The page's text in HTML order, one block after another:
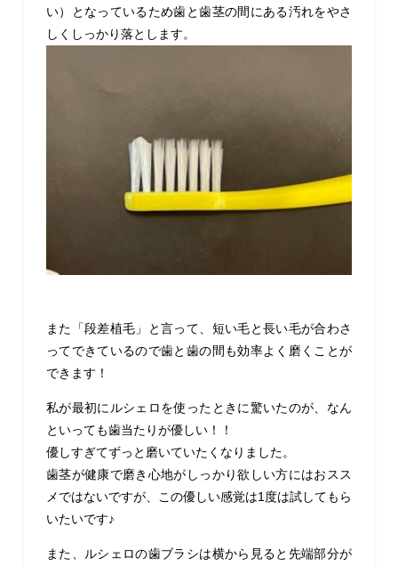
い）となっているため歯と歯茎の間にある汚れをやさ
しくしっかり落とします。
また「段差植毛」と言って、短い毛と長い毛が合わさ
ってできているので歯と歯の間も効率よく磨くことが
できます！
私が最初にルシェロを使ったときに驚いたのが、なん
といっても歯当たりが優しい！！
優しすぎてずっと磨いていたくなりました。
歯茎が健康で磨き心地がしっかり欲しい方にはおスス
メではないですが、この優しい感覚は1 度は試してもら
いたいです♪
また、ルシェロの歯ブラシは横から見ると先端部分が